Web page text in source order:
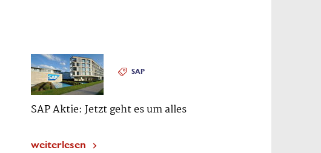
SAP
SAP Aktie: Jetzt geht es um alles
weiterlesen